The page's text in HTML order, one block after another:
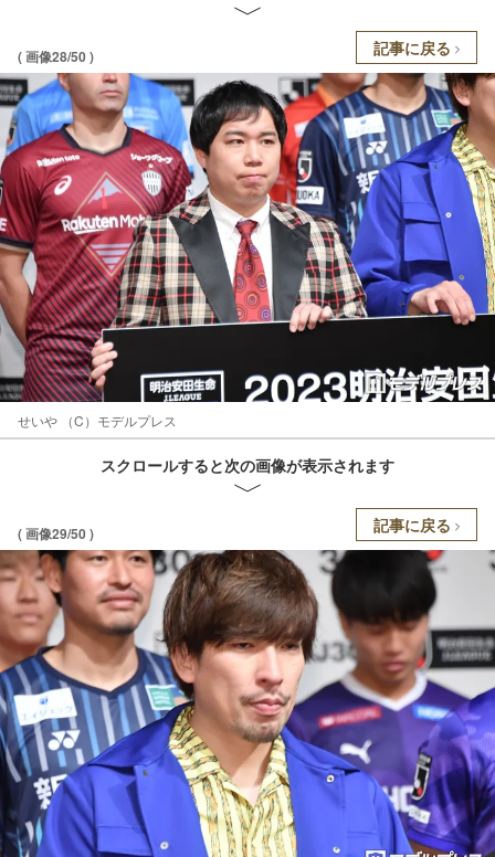
( 画像28/50 ) 記事に戻る
せいや （C）モデルプレス
スクロールすると次の画像が表示されます
( 画像29/50 ) 記事に戻る